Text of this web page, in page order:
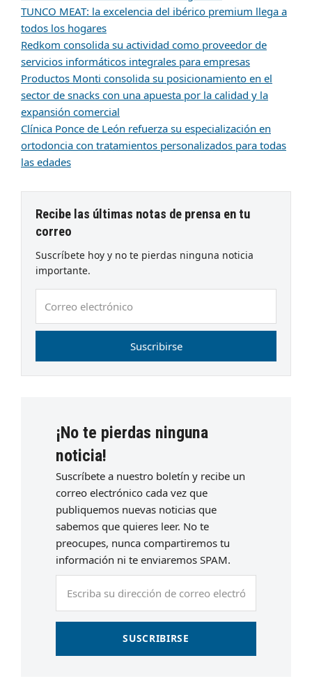
TUNCO MEAT: la excelencia del ibérico premium llega a
todos los hogares
Redkom consolida su actividad como proveedor de
servicios informáticos integrales para empresas
Productos Monti consolida su posicionamiento en el
sector de snacks con una apuesta por la calidad y la
expansión comercial
Clínica Ponce de León refuerza su especialización en
ortodoncia con tratamientos personalizados para todas
las edades
Recibe las últimas notas de prensa en tu
correo
Suscríbete hoy y no te pierdas ninguna noticia
importante.
electrónico
Suscribirse
¡No te pierdas ninguna
noticia!
Suscríbete a nuestro boletín y recibe un
correo electrónico cada vez que
publiquemos nuevas noticias que
sabemos que quieres leer. No te
preocupes, nunca compartiremos tu
información ni te enviaremos SPAM.
SUSCRIBIRSE